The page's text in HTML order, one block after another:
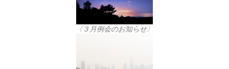
〈３月例会のお知らせ〉